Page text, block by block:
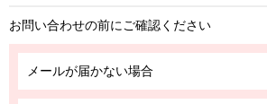
お問い合わせの前にご確認ください
メールが届かない場合